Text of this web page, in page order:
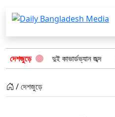
দেশজুড়ে
পণ্যসহ দুই কাভার্ডভ্যান জব্দ
/ দেশজুড়ে